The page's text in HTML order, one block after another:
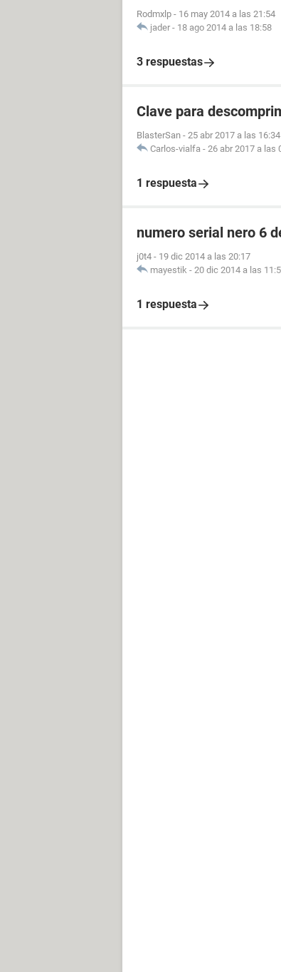
Rodmxlp - 16 may 2014 a las 21:54
jader - 18 ago 2014 a las 18:58
3 respuestas
Clave para
BlasterSan - 25 abr 2017 a las 16:34
Carlos-vialfa - 26 abr 2017 a las
1 respuesta
numero serial nero 6
j0t4 - 19 dic 2014 a las 20:17
mayestik - 20 dic 2014 a las
1 respuesta